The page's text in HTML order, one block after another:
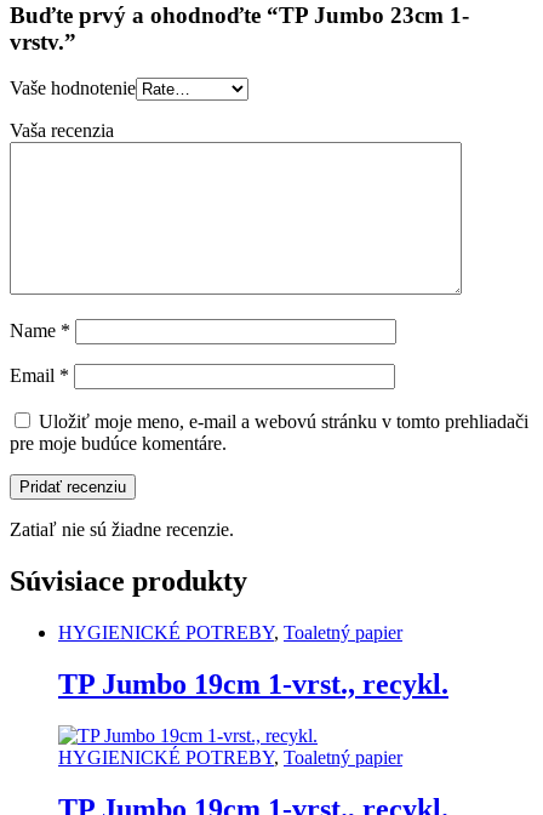
Buďte prvý a ohodnoďte “TP Jumbo 23cm 1-
vrstv.”
Vaše hodnotenie
Vaša recenzia
Name *
Email *
Uložiť moje meno, e-mail a webovú stránku v tomto prehliadači
pre moje budúce komentáre.
Zatiaľ nie sú žiadne recenzie.
Súvisiace produkty
HYGIENICKÉ POTREBY, Toaletný papier
TP Jumbo 19cm 1-vrst., recykl.
HYGIENICKÉ POTREBY, Toaletný papier
TP Jumbo 19cm 1-vrst., recykl.